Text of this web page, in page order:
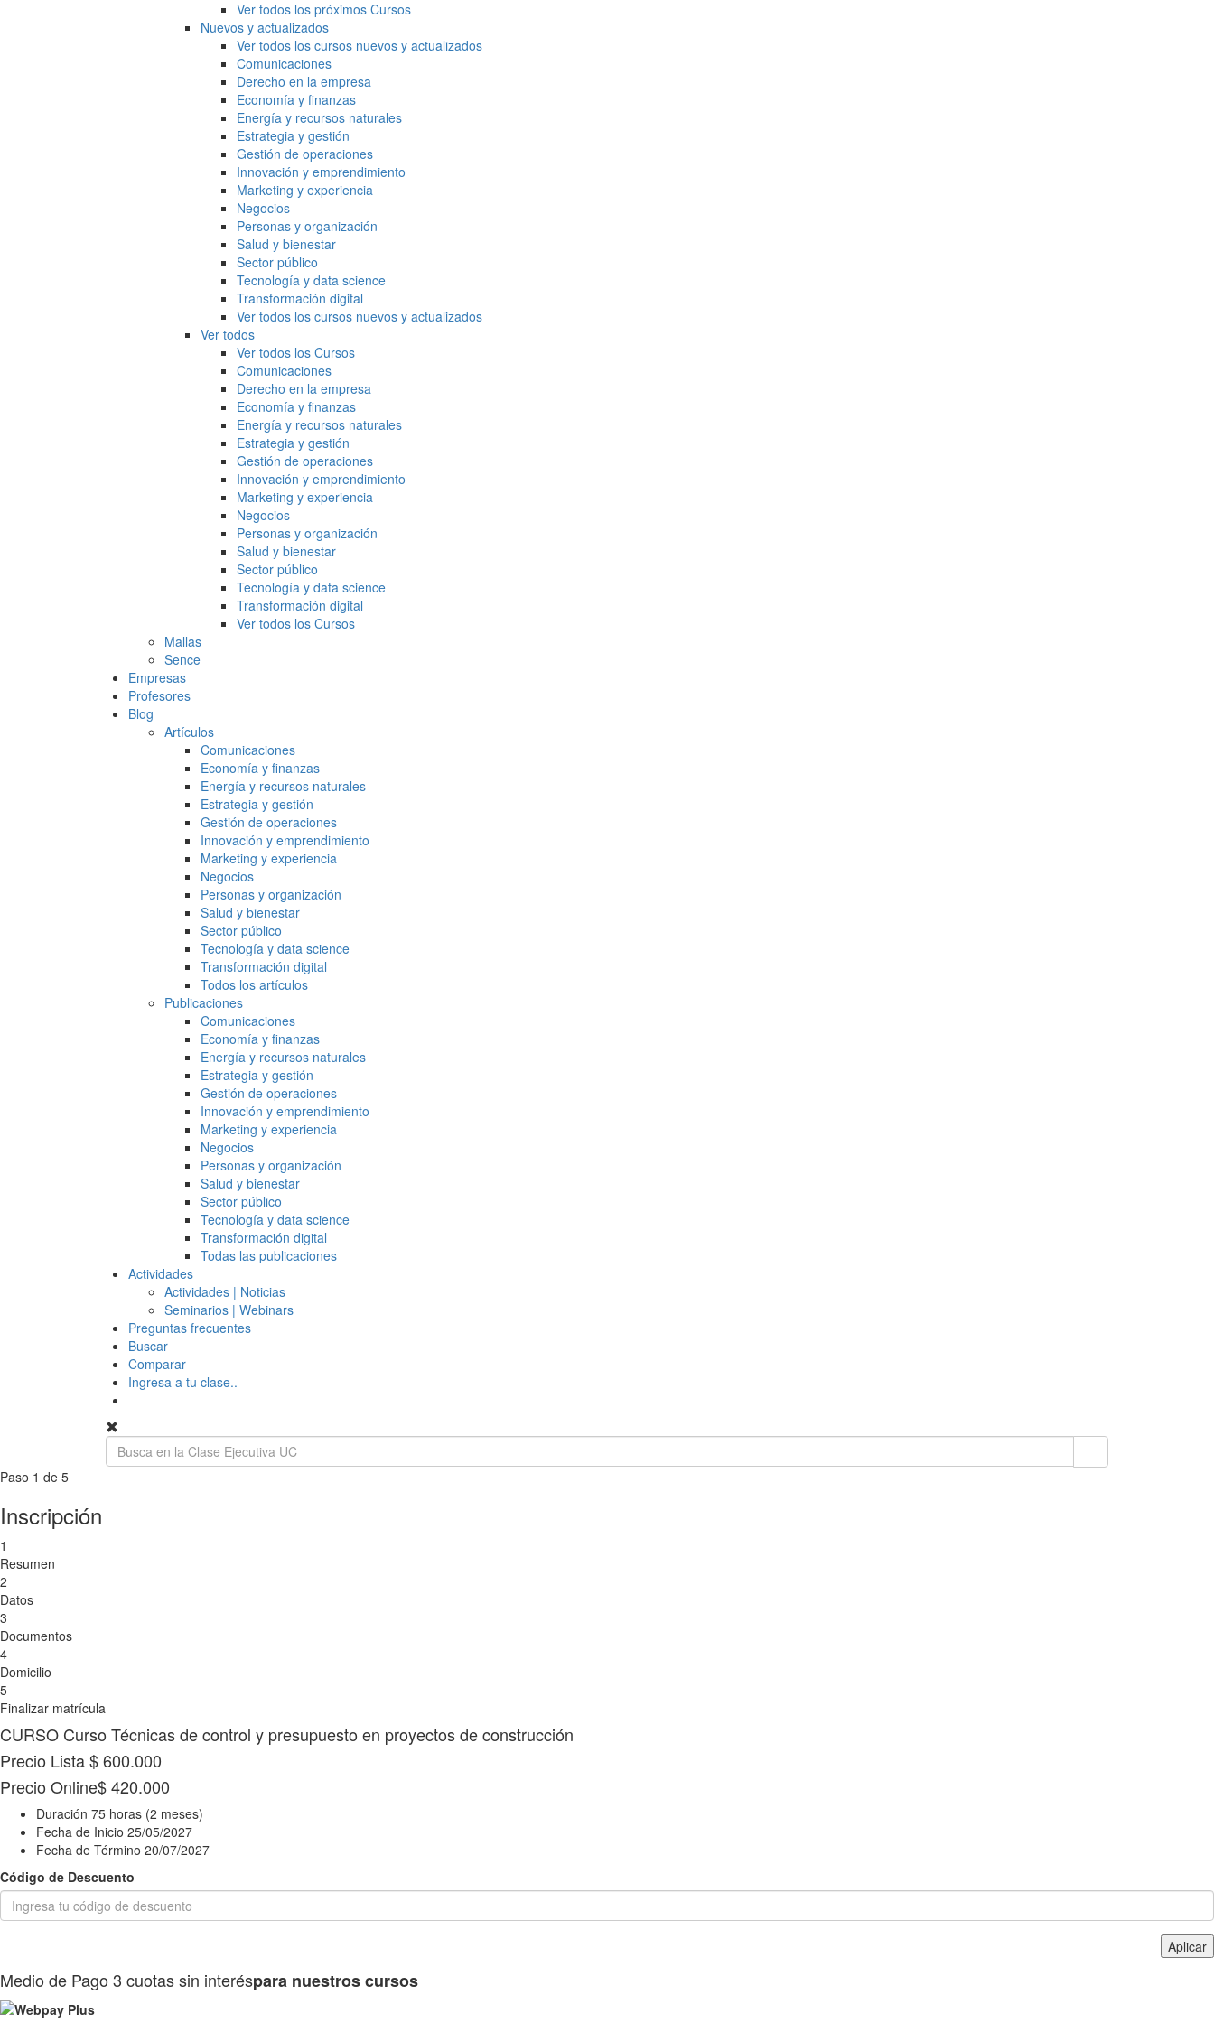
Ver todos los próximos Cursos
Nuevos y actualizados
Ver todos los cursos nuevos y actualizados
Comunicaciones
Derecho en la empresa
Economía y finanzas
Energía y recursos naturales
Estrategia y gestión
Gestión de operaciones
Innovación y emprendimiento
Marketing y experiencia
Negocios
Personas y organización
Salud y bienestar
Sector público
Tecnología y data science
Transformación digital
Ver todos los cursos nuevos y actualizados
Ver todos
Ver todos los Cursos
Comunicaciones
Derecho en la empresa
Economía y finanzas
Energía y recursos naturales
Estrategia y gestión
Gestión de operaciones
Innovación y emprendimiento
Marketing y experiencia
Negocios
Personas y organización
Salud y bienestar
Sector público
Tecnología y data science
Transformación digital
Ver todos los Cursos
Mallas
Sence
Empresas
Profesores
Blog
Artículos
Comunicaciones
Economía y finanzas
Energía y recursos naturales
Estrategia y gestión
Gestión de operaciones
Innovación y emprendimiento
Marketing y experiencia
Negocios
Personas y organización
Salud y bienestar
Sector público
Tecnología y data science
Transformación digital
Todos los artículos
Publicaciones
Comunicaciones
Economía y finanzas
Energía y recursos naturales
Estrategia y gestión
Gestión de operaciones
Innovación y emprendimiento
Marketing y experiencia
Negocios
Personas y organización
Salud y bienestar
Sector público
Tecnología y data science
Transformación digital
Todas las publicaciones
Actividades
Actividades | Noticias
Seminarios | Webinars
Preguntas frecuentes
Buscar
Comparar
Ingresa a tu clase..
Paso 1 de 5
Inscripción
1
Resumen
2
Datos
3
Documentos
4
Domicilio
5
Finalizar matrícula
CURSO Curso Técnicas de control y presupuesto en proyectos de construcción
Precio Lista$ 600.000
Precio Online$ 420.000
Duración 75 horas (2 meses)
Fecha de Inicio 25/05/2027
Fecha de Término 20/07/2027
Código de Descuento
Aplicar
Medio de Pago 3 cuotas sin interéspara nuestros cursos